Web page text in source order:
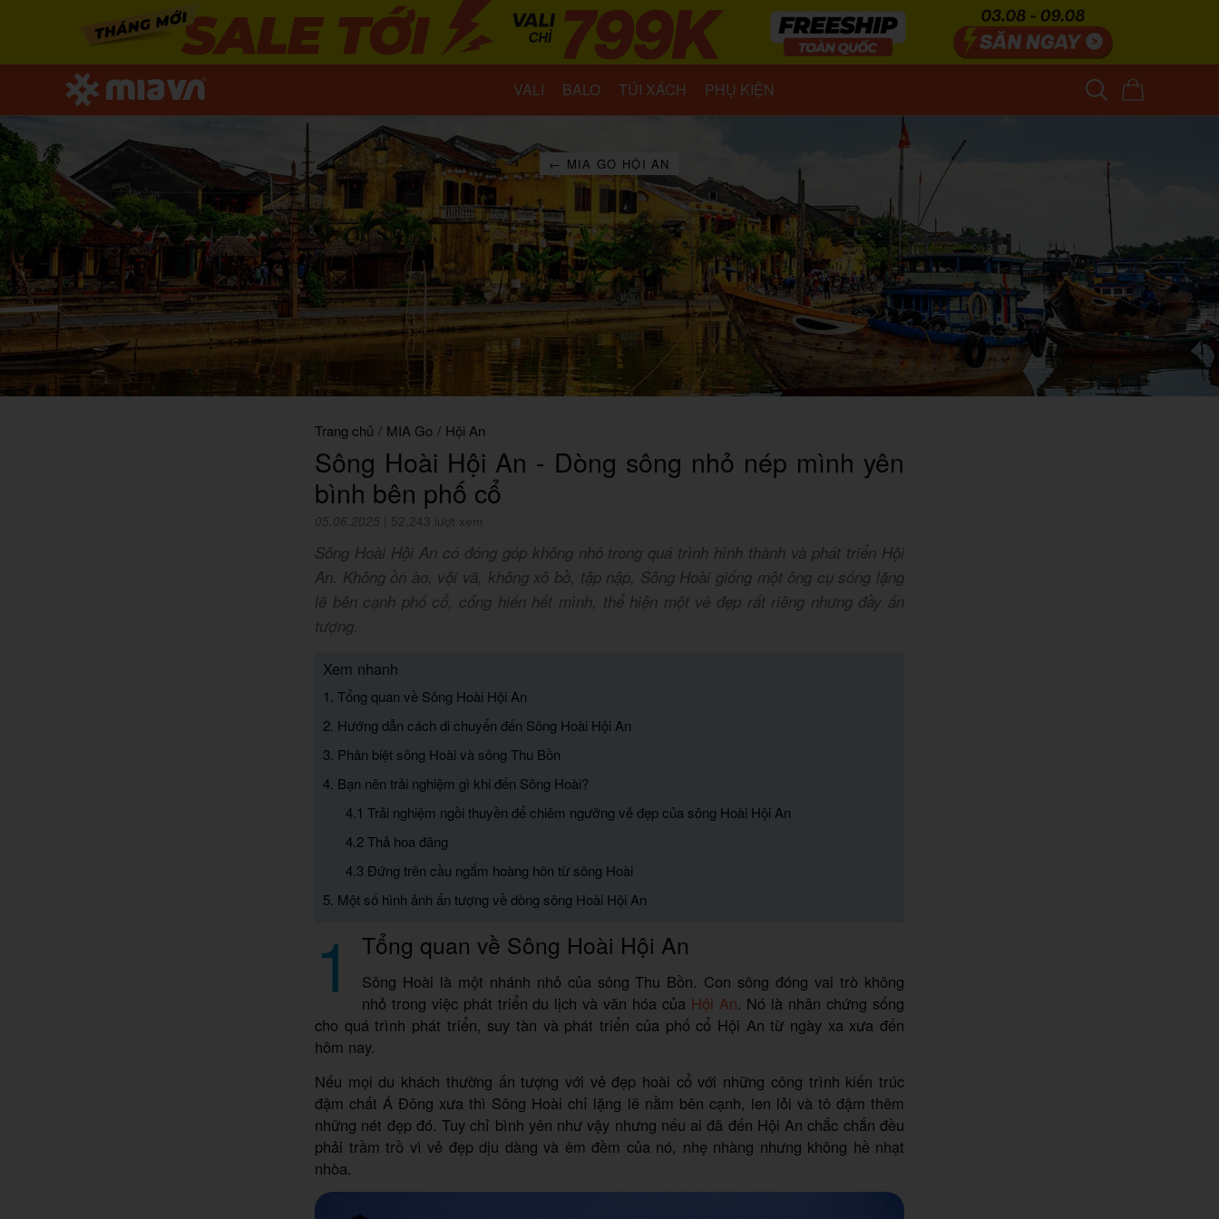
VALI BALO TÚI XÁCH PHỤ KIỆN
← MIA GO HỘI AN
Trang chủ / MIA Go / Hội An
Sông Hoài Hội An - Dòng sông nhỏ nép mình yên
bình bên phố cổ
05.06.2025 52,243 lượt xem
Sông Hoài Hội An có đóng góp không nhỏ trong quá trình hình thành và phát triển Hội
An. Không ồn ào, vội vã, không xô bồ, tập nập, Sông Hoài giống một ông cụ sống lặng
lẽ bên cạnh phố cổ, cống hiến hết mình, thể hiện một vẻ đẹp rất riêng nhưng đầy ấn
tượng.
Xem nhanh
1. Tổng quan về Sông Hoài Hội An
2. Hướng dẫn cách di chuyển đến Sông Hoài Hội An
3. Phân biệt sông Hoài và sông Thu Bồn
4. Bạn nên trải nghiệm gì khi đến Sông Hoài?
4.1 Trải nghiệm ngồi thuyền để chiêm ngưỡng vẻ đẹp của sông Hoài Hội An
4.2 Thả hoa đăng
4.3 Đứng trên cầu ngắm hoàng hôn từ sông Hoài
5. Một số hình ảnh ấn tượng về dòng sông Hoài Hội An
1 Tổng quan về Sông Hoài Hội An
Sông Hoài là một nhánh nhỏ của sông Thu Bồn. Con sông đóng vai trò không
nhỏ trong việc phát triển du lịch và văn hóa của Hội An. Nó là nhân chứng sống
cho quá trình phát triển, suy tàn và phát triển của phố cổ Hội An từ ngày xa xưa đến
hôm nay.
Nếu mọi du khách thường ấn tượng với vẻ đẹp hoài cổ với những công trình kiến trúc
đậm chất Á Đông xưa thì Sông Hoài chỉ lặng lẽ nằm bên cạnh, len lỏi và tô đậm thêm
những nét đẹp đó. Tuy chỉ bình yên như vậy nhưng nếu ai đã đến Hội An chắc chắn đều
phải trầm trồ vì vẻ đẹp dịu dàng và êm đềm của nó, nhẹ nhàng nhưng không hề nhạt
nhòa.